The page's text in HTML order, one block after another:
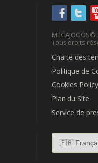
MEGAJOGOS©
Tous droits
Charte des
Politique de
Cookies Policy
Plan du Site
Service de